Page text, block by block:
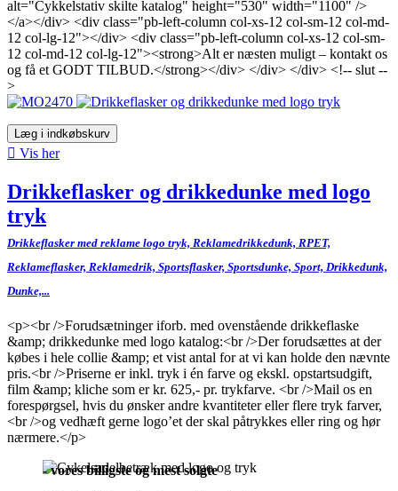
alt="Cykkelstativ skilte katalog" height="530" width="1100" />
</a></div> <div class="pb-left-column col-xs-12 col-sm-12 col-md-
12 col-lg-12"></div> <div class="pb-left-column col-xs-12 col-sm-
12 col-md-12 col-lg-12"><strong>Alt er næsten muligt – kontakt os
og få et GODT TILBUD.</strong></div> </div> </div> <!-- slut --
>
Læg i indkøbskurv
 Vis her
Drikkeflasker og drikkedunke med logo
tryk
Drikkeflasker med reklame logo tryk, Reklamedrikkedunk, RPET,
Reklameflasker, Reklamedrik, Sportsflasker, Sportsdunke, Sport, Drikkedunk,
Dunke,...
<p><br />Forudsætninger iforb. med ovenstående drikkeflaske
&amp; drikkedunke med logo katalog:<br />Der forudsættes at der
købes i hele collie &amp; et vist antal for at vi kan holde den nævnte
pris.<br />Priserne er inkl. tryk i én farve og ekskl. opstartsudgift,
film &amp; kliche som er kr. 625,- pr. trykfarve. <br />Mail os en
forespørgsel, hvis du ønsker andre kvantiteter eller flere tryk farver,
<br />og vedhæft gerne logo’et der skal påtrykkes eller ring og hør
nærmere.</p>
- vores billigste og mest solgte